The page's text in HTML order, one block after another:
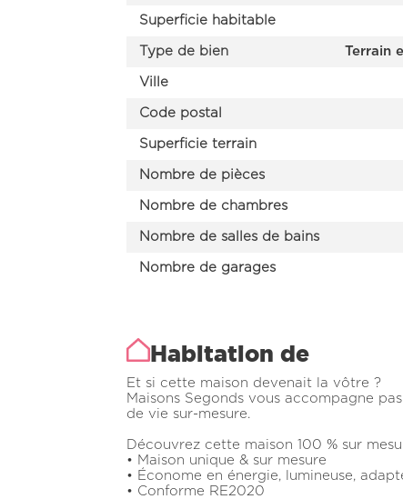
Superficie habitable
Type de bien Terrain
Ville
Code postal
Superficie terrain
Nombre de pièces
Nombre de chambres
Nombre de salles de bains
Nombre de garages
Habitation de
Et si cette maison devenait la vôtre ?
Maisons Segonds vous accompagne
de vie sur-mesure.
Découvrez cette maison 100 % sur
• Maison unique & sur mesure
• Économe en énergie, lumineuse,
• Conforme RE2020